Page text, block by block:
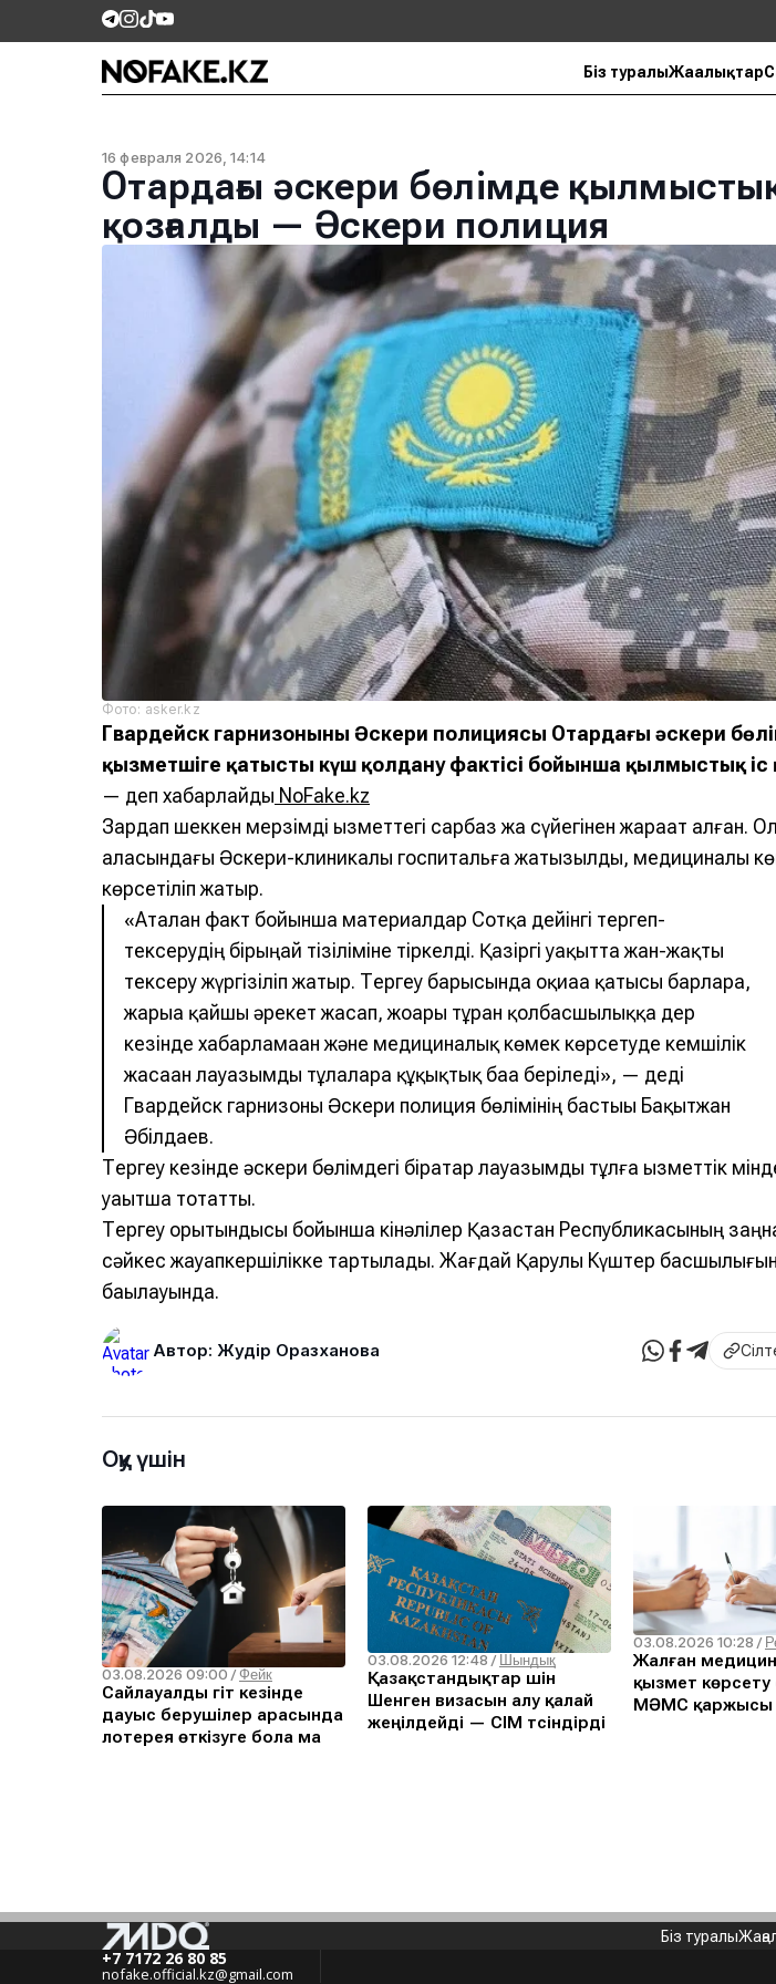
Біз туралыЖаңалықтар
16 февраля 2026, 14:14
Отардағы әскери бөлімде
қозғалды — Әскери полиция
Фото: asker.kz
Гвардейск гарнизонының Әскери полициясы Отардағы әскери
қызметшіге қатысты күш қолдану фактісі бойынша қылмыстық іс
— деп хабарлайды NoFake.kz
Зардап шеккен мерзімді қызметтегі сарбаз жақ сүйегінен жарақат алған.
қаласындағы Әскери-клиникалық госпитальға жатқызылды, медициналық
көрсетіліп жатыр.
«Аталған факт бойынша материалдар Сотқа дейінгі тергеп-
тексерудің бірыңғай тізіліміне тіркелді. Қазіргі уақытта жан-жақты
тексеру жүргізіліп жатыр. Тергеу барысында оқиғаға қатысы барларға,
жарғыға қайшы әрекет жасап, жоғары тұрған қолбасшылыққа дер
кезінде хабарламаған және медициналық көмек көрсетуде кемшілік
жасаған лауазымды тұлғаларға құқықтық баға беріледі», — деді
Гвардейск гарнизоны Әскери полиция бөлімінің бастығы Бақытжан
Әбілдаев.
Тергеу кезінде әскери бөлімдегі бірқатар лауазымды тұлға қызметтік
уақытша тоқтатты.
Тергеу қорытындысы бойынша кінәлілер Қазақстан Республикасының
сәйкес жауапкершілікке тартылады. Жағдай Қарулы Күштер
бақылауында.
Автор: Жәудір Оразханова
Оқу үшін
03.08.2026 09:00 /Фейк
Сайлауалды үгіт кезінде
дауыс берушілер арасында
лотерея өткізуге бола ма
03.08.2026 12:48 / Шындық
Қазақстандықтар үшін
Шенген визасын алу қалай
жеңілдейді — СІМ түсіндірді
03.08.2026 10:28 /
Жалған
қызмет
МӘМС қаржысы
Біз туралы
+7 7172 26 80 85
nofake.official.kz@gmail.com